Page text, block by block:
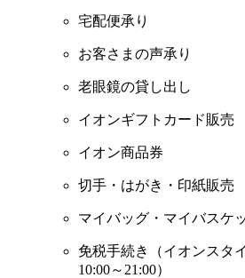
宅配便承り
お客さまの声承り
老眼鏡の貸し出し
イオンギフトカード販売
イオン商品券
切手・はがき・印紙販売
マイバッグ・マイバスケ
免税手続き（イオンスタ
10:00～21:00）